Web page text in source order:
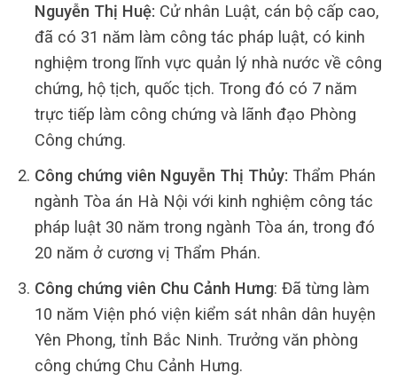
Nguyễn Thị Huệ: Cử nhân Luật, cán bộ cấp cao,
đã có 31 năm làm công tác pháp luật, có kinh
nghiệm trong lĩnh vực quản lý nhà nước về công
chứng, hộ tịch, quốc tịch. Trong đó có 7 năm
trực tiếp làm công chứng và lãnh đạo Phòng
Công chứng.
Công chứng viên Nguyễn Thị Thủy: Thẩm Phán
ngành Tòa án Hà Nội với kinh nghiệm công tác
pháp luật 30 năm trong ngành Tòa án, trong đó
20 năm ở cương vị Thẩm Phán.
Công chứng viên Chu Cảnh Hưng: Đã từng làm
10 năm Viện phó viện kiểm sát nhân dân huyện
Yên Phong, tỉnh Bắc Ninh. Trưởng văn phòng
công chứng Chu Cảnh Hưng.